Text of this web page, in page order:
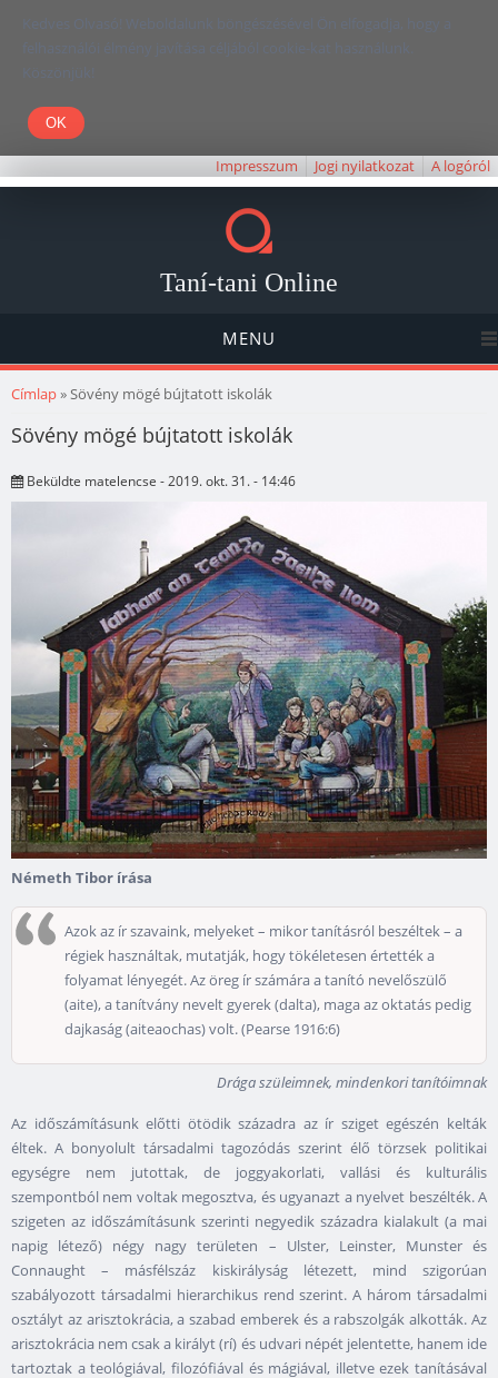
Kedves Olvasó! Weboldalunk böngészésével Ön elfogadja, hogy a
felhasználói élmény javítása céljából cookie-kat használunk.
Köszönjük!
Impresszum Jogi nyilatkozat A logóról
Taní-tani Online
MENU
Jelenlegi hely
Címlap» Sövény mögé bújtatott iskolák
Sövény mögé bújtatott iskolák
Beküldte matelencse - 2019. okt. 31. - 14:46
Németh Tibor írása
Azok az ír szavaink, melyeket – mikor tanításról beszéltek – a
régiek használtak, mutatják, hogy tökéletesen értették a
folyamat lényegét. Az öreg ír számára a tanító nevelőszülő
(aite), a tanítvány nevelt gyerek (dalta), maga az oktatás pedig
dajkaság (aiteaochas) volt. (Pearse 1916:6)
Drága szüleimnek, mindenkori tanítóimnak
Az időszámításunk előtti ötödik századra az ír sziget egészén kelták
éltek. A bonyolult társadalmi tagozódás szerint élő törzsek politikai
egységre nem jutottak, de joggyakorlati, vallási és kulturális
szempontból nem voltak megosztva, és ugyanazt a nyelvet beszélték. A
szigeten az időszámításunk szerinti negyedik századra kialakult (a mai
napig létező) négy nagy területen – Ulster, Leinster, Munster és
Connaught – másfélszáz kiskirályság létezett, mind szigorúan
szabályozott társadalmi hierarchikus rend szerint. A három társadalmi
osztályt az arisztokrácia, a szabad emberek és a rabszolgák alkották. Az
arisztokrácia nem csak a királyt (rí) és udvari népét jelentette, hanem ide
tartoztak a teológiával, filozófiával és mágiával, illetve ezek tanításával